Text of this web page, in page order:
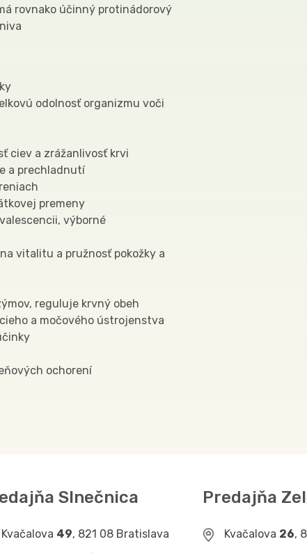
rovnako účinný protinádorový
odolnosť organizmu voči
ciev a zrážanlivosť krvi
a prechladnutí
premeny
výborné
vitalitu a pružnosť pokožky a
reguluje krvný obeh
a močového ústrojenstva
ochorení
Slnečnica
Kvačalova 49, 821 08 Bratislava
Predajňa
Kvačalova 26,